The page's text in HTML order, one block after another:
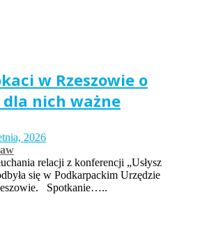
w Rzeszowie o
nich ważne
2026
relacji z konferencji „Usłysz
się w Podkarpackim Urzędzie
Spotkanie…..